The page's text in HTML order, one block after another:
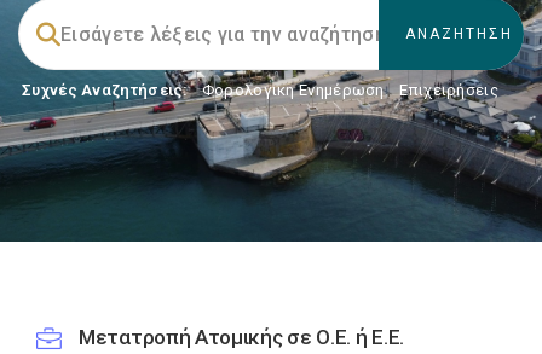
Συχνές Αναζητήσεις: Φορολογικη Ενημέρωση, Επιχειρήσεις
Μετατροπή Ατομικής σε Ο.Ε. ή Ε.Ε.